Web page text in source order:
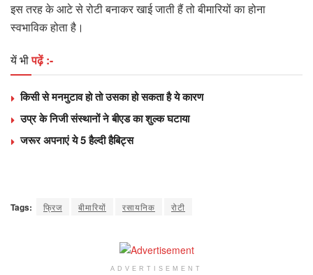
इस तरह के आटे से रोटी बनाकर खाई जाती हैं तो बीमारियों का होना
स्वभाविक होता है।
यें भीपढ़ें :-
किसी से मनमुटाव हो तो उसका हो सकता है ये कारण
उप्र के निजी संस्थानों ने बीएड का शुल्क घटाया
जरूर अपनाएं ये 5 हैल्दी हैबिट्स
Tags: फ्रिज बीमारियों रसायनिक रोटी
ADVERTISEMENT